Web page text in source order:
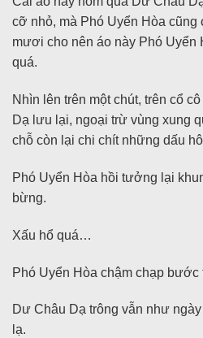
cỡ nhỏ, mà Phó Uyển Hòa cũng
mươi cho nên áo này Phó Uyển
quá.
Nhìn lên trên một chút, trên cổ
Dạ lưu lại, ngoại trừ vùng xung
chỗ còn lại chi chít những dấu
Phó Uyển Hòa hồi tưởng lại
bừng.
Xấu hổ quá…
Phó Uyển Hòa chậm chạp
Dư Châu Dạ trông vẫn như
lạ.